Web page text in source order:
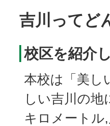
吉川ってど
校区を紹介
本校は「美し
しい吉川の地
キロメートル